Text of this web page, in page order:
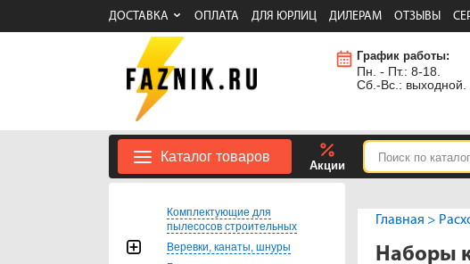
ДОСТАВКА ОПЛАТА ДЛЯ ЮРЛИЦ ДИЛЕРАМ ОТЗЫВЫ
График работы:
Пн. - Пт.: 8-18.
Сб.-Вс.: выходной.
Каталог товаров
Акции
Комплектующие для
пылесосов строительных
Веревки, канаты, шнуры
Главная >
Наборы